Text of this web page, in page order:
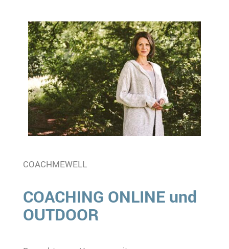
COACHMEWELL
COACHING ONLINE und
OUTDOOR